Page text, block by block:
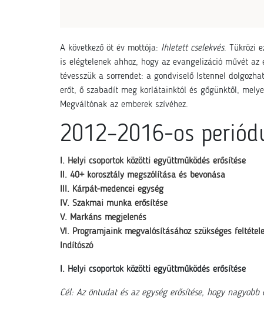
A következő öt év mottója: Ihletett cselekvés. Tükrözi
is elégtelenek ahhoz, hogy az evangelizáció művét
tévesszük a sorrendet: a gondviselő Istennel
erőt, ő szabadít meg korlátainktól és gőgünktől,
Megváltónak az emberek szívéhez.
2012–2016-os
I. Helyi csoportok közötti együttműködés erősítése
II. 40+ korosztály megszólítása és bevonása
III. Kárpát-medencei egység
IV. Szakmai munka erősítése
V. Markáns megjelenés
VI. Programjaink megvalósításához szükséges
Indítószó
I. Helyi csoportok közötti együttműködés erősítése
Cél: Az öntudat és az egység erősítése, hogy